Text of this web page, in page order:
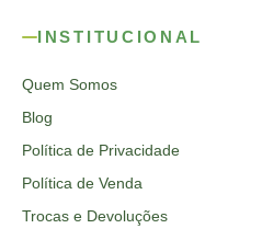
INSTITUCIONAL
Quem Somos
Blog
Política de Privacidade
Política de Venda
Trocas e Devoluções